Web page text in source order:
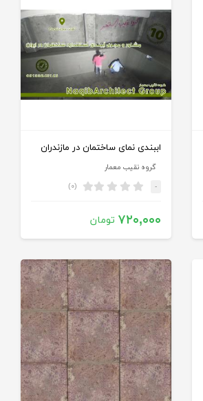
اببندی نمای ساختمان در مازندران
گروه نقیب معمار
- (۰)
۷۲۰,۰۰۰ تومان